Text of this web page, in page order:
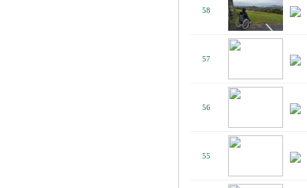
58
57
56
55